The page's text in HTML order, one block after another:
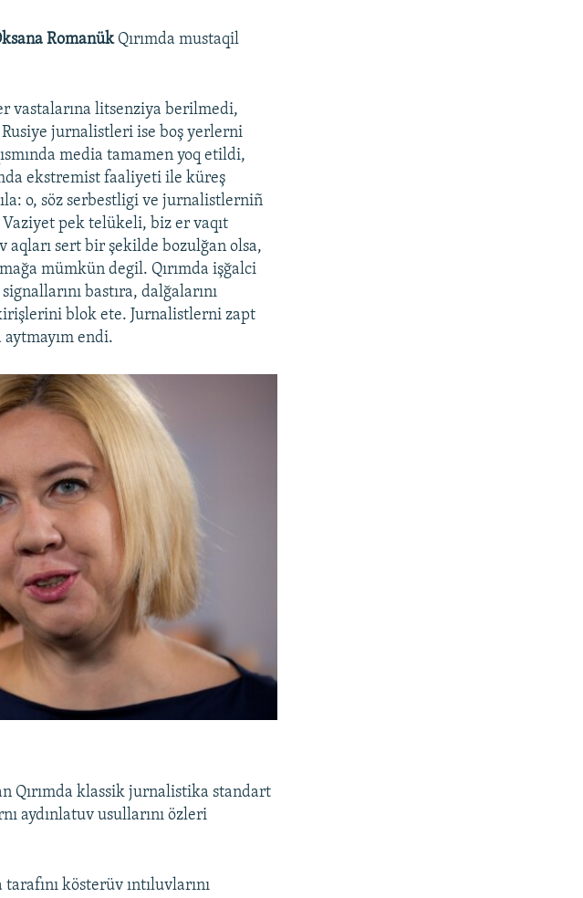
Romanük Qırımda mustaqil
vastalarına litsenziya berilmedi,
jurnalistleri ise boş yerlerni
media tamamen yoq etildi,
ekstremist faaliyeti ile küreş
o, söz serbestligi ve jurnalistlerniñ
Vaziyet pek telükeli, biz er vaqıt
aqları sert bir şekilde bozulğan olsa,
mümkün degil. Qırımda işğalci
bastıra, dalğalarını
blok ete. Jurnalistlerni zapt
aytmayım endi.
Qırımda klassik jurnalistika standart
aydınlatuv usullarını özleri
kösterüv ıntıluvlarını